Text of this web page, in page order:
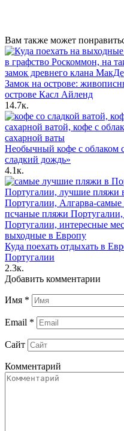
Вам также может
Замок на острове:
острове Касл Айленд
14.7к.
Необычный кофе с облаком
сладкий дождь»
4.1к.
Куда поехать отдыхать в
Португалии
2.3к.
Добавить комментарии
Имя *
Email *
Сайт
Комментарий